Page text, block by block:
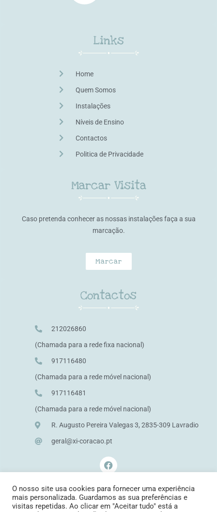
Links
Home
Quem Somos
Instalações
Níveis de Ensino
Contactos
Politica de Privacidade
Marcar Visita
Caso pretenda conhecer as nossas instalações faça a sua
marcação.
Marcar
Contactos
212026860
(Chamada para a rede fixa nacional)
917116480
(Chamada para a rede móvel nacional)
917116481
(Chamada para a rede móvel nacional)
R. Augusto Pereira Valegas 3, 2835-309 Lavradio
geral@xi-coracao.pt
O nosso site usa cookies para fornecer uma experiência
mais personalizada. Guardamos as sua preferências e
visitas repetidas. Ao clicar em "Aceitar tudo" está a